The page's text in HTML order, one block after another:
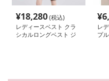
¥18,280(税込)
レディースベスト クラ
シカルロングベスト ジ
¥
レ
プ